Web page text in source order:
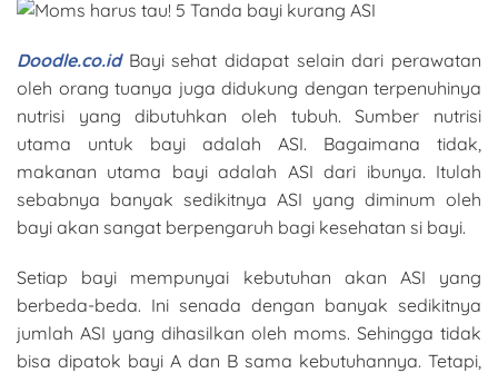
Doodle.co.id Bayi sehat didapat selain dari perawatan
oleh orang tuanya juga didukung dengan terpenuhinya
nutrisi yang dibutuhkan oleh tubuh. Sumber nutrisi
utama untuk bayi adalah ASI. Bagaimana tidak,
makanan utama bayi adalah ASI dari ibunya. Itulah
sebabnya banyak sedikitnya ASI yang diminum oleh
bayi akan sangat berpengaruh bagi kesehatan si bayi.
Setiap bayi mempunyai kebutuhan akan ASI yang
berbeda-beda. Ini senada dengan banyak sedikitnya
jumlah ASI yang dihasilkan oleh moms. Sehingga tidak
bisa dipatok bayi A dan B sama kebutuhannya. Tetapi,